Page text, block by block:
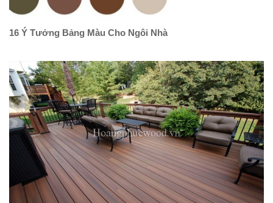
16 Ý Tưởng Bảng Màu Cho Ngôi Nhà